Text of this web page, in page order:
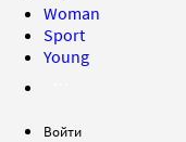
Woman
Sport
Young
Войти